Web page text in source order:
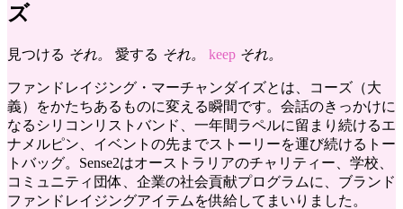
ズ
見つける それ。 愛する それ。 keep それ。
ファンドレイジング・マーチャンダイズとは、コーズ（大
義）をかたちあるものに変える瞬間です。会話のきっかけに
なるシリコンリストバンド、一年間ラペルに留まり続けるエ
ナメルピン、イベントの先までストーリーを運び続けるトー
トバッグ。Sense2はオーストラリアのチャリティー、学校、
コミュニティ団体、企業の社会貢献プログラムに、ブランド
ファンドレイジングアイテムを供給してまいりました。